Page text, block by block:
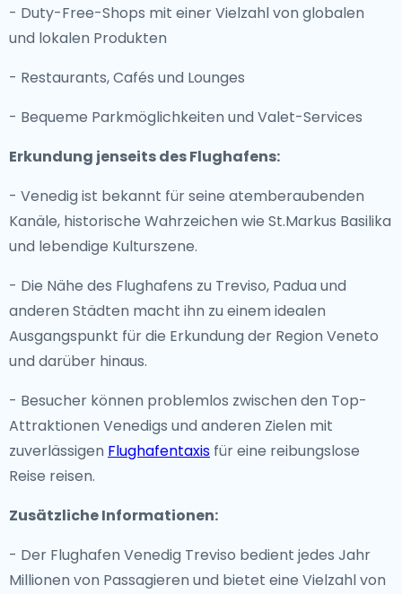
- Duty-Free-Shops mit einer Vielzahl von globalen
und lokalen Produkten
- Restaurants, Cafés und Lounges
- Bequeme Parkmöglichkeiten und Valet-Services
Erkundung jenseits des Flughafens:
- Venedig ist bekannt für seine atemberaubenden
Kanäle, historische Wahrzeichen wie St.Markus Basilika
und lebendige Kulturszene.
- Die Nähe des Flughafens zu Treviso, Padua und
anderen Städten macht ihn zu einem idealen
Ausgangspunkt für die Erkundung der Region Veneto
und darüber hinaus.
- Besucher können problemlos zwischen den Top-
Attraktionen Venedigs und anderen Zielen mit
zuverlässigen Flughafentaxis für eine reibungslose
Reise reisen.
Zusätzliche Informationen:
- Der Flughafen Venedig Treviso bedient jedes Jahr
Millionen von Passagieren und bietet eine Vielzahl von